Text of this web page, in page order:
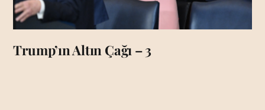
Trump’ın Altın Çağı – 3